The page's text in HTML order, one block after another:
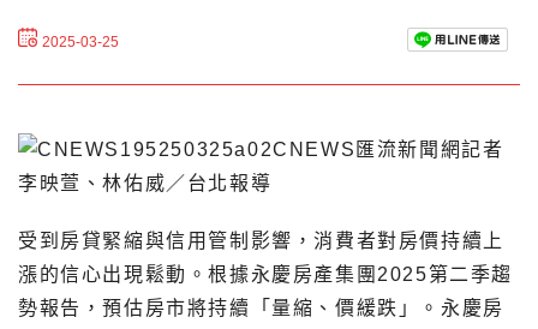
2025-03-25
CNEWS匯流新聞網記者
李映萱、林佑威／台北報導
受到房貸緊縮與信用管制影響，消費者對房價持續上
漲的信心出現鬆動。根據永慶房產集團2025第二季趨
勢報告，預估房市將持續「量縮、價緩跌」。永慶房